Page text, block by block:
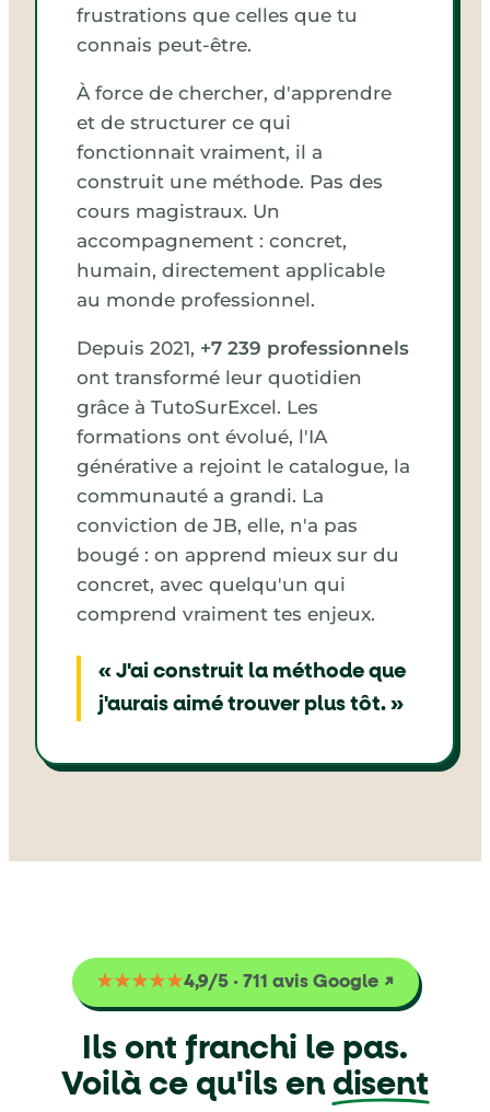
frustrations que celles que tu
connais peut-être.
À force de chercher, d'apprendre
et de structurer ce qui
fonctionnait vraiment, il a
construit une méthode. Pas des
cours magistraux. Un
accompagnement : concret,
humain, directement applicable
au monde professionnel.
Depuis 2021, +7 239 professionnels
ont transformé leur quotidien
grâce à TutoSurExcel. Les
formations ont évolué, l'IA
générative a rejoint le catalogue, la
communauté a grandi. La
conviction de JB, elle, n'a pas
bougé : on apprend mieux sur du
concret, avec quelqu'un qui
comprend vraiment tes enjeux.
« J'ai construit la méthode que
j'aurais aimé trouver plus tôt. »
★★★★★4,9/5 · 711 avis Google ↗
Ils ont franchi le pas.
Voilà ce qu'ils en disent